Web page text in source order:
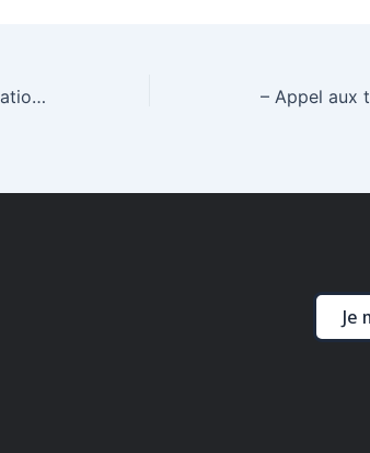
Appel à candidatures – Fondation TyPA – Appel aux
Je